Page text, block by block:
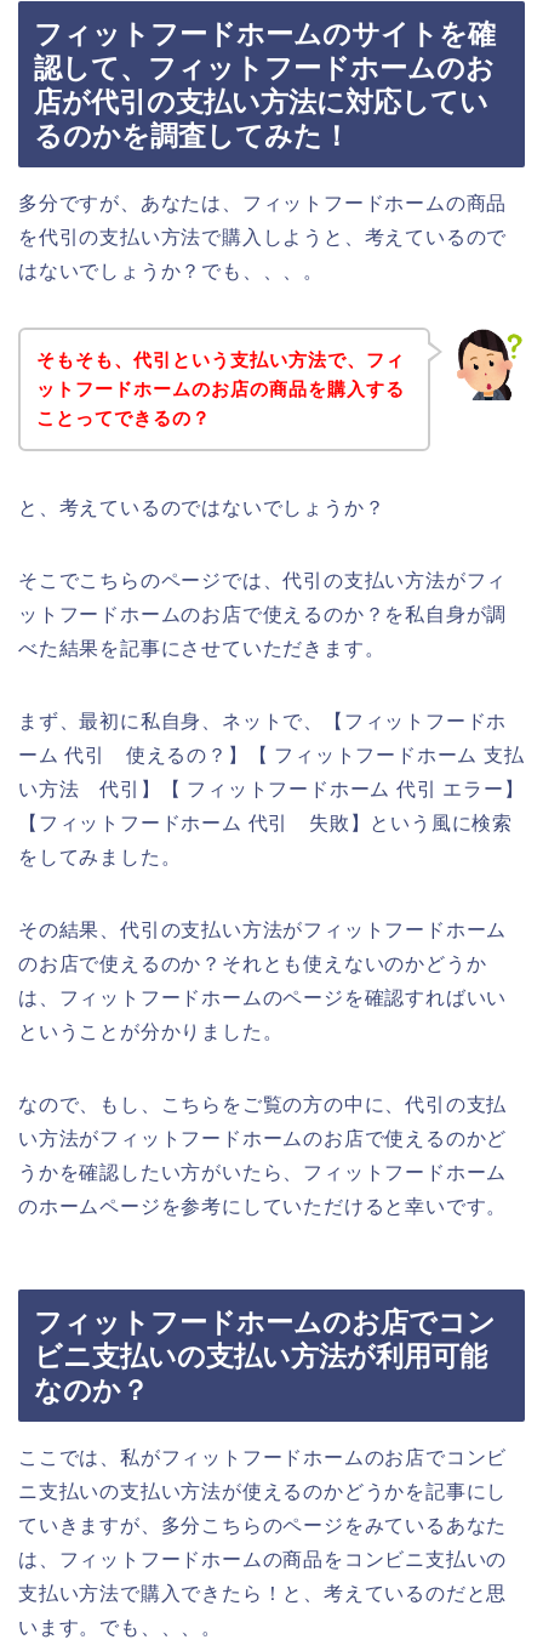
フィットフードホームのサイトを確
認して、フィットフードホームのお
店が代引の支払い方法に対応してい
るのかを調査してみた！
多分ですが、あなたは、フィットフードホームの商品
を代引の支払い方法で購入しようと、考えているので
はないでしょうか？でも、、、。
そもそも、代引という支払い方法で、フィ
ットフードホームのお店の商品を購入する
ことってできるの？
と、考えているのではないでしょうか？
そこでこちらのページでは、代引の支払い方法がフィ
ットフードホームのお店で使えるのか？を私自身が調
べた結果を記事にさせていただきます。
まず、最初に私自身、ネットで、【フィットフードホ
ーム 代引 使えるの？】【 フィットフードホーム 支払
い方法 代引】【 フィットフードホーム 代引 エラー】
【フィットフードホーム 代引 失敗】という風に検索
をしてみました。
その結果、代引の支払い方法がフィットフードホーム
のお店で使えるのか？それとも使えないのかどうか
は、フィットフードホームのページを確認すればいい
ということが分かりました。
なので、もし、こちらをご覧の方の中に、代引の支払
い方法がフィットフードホームのお店で使えるのかど
うかを確認したい方がいたら、フィットフードホーム
のホームページを参考にしていただけると幸いです。
フィットフードホームのお店でコン
ビニ支払いの支払い方法が利用可能
なのか？
ここでは、私がフィットフードホームのお店でコンビ
ニ支払いの支払い方法が使えるのかどうかを記事にし
ていきますが、多分こちらのページをみているあなた
は、フィットフードホームの商品をコンビニ支払いの
支払い方法で購入できたら！と、考えているのだと思
います。でも、、、。